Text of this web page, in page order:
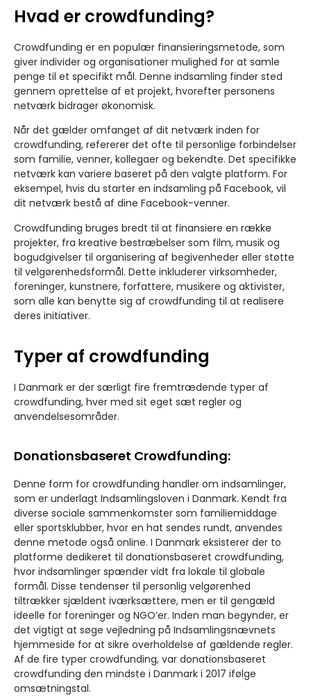
Hvad er crowdfunding?
Crowdfunding er en populær finansieringsmetode, som
giver individer og organisationer mulighed for at samle
penge til et specifikt mål. Denne indsamling finder sted
gennem oprettelse af et projekt, hvorefter personens
netværk bidrager økonomisk.
Når det gælder omfanget af dit netværk inden for
crowdfunding, refererer det ofte til personlige forbindelser
som familie, venner, kollegaer og bekendte. Det specifikke
netværk kan variere baseret på den valgte platform. For
eksempel, hvis du starter en indsamling på Facebook, vil
dit netværk bestå af dine Facebook-venner.
Crowdfunding bruges bredt til at finansiere en række
projekter, fra kreative bestræbelser som film, musik og
bogudgivelser til organisering af begivenheder eller støtte
til velgørenhedsformål. Dette inkluderer virksomheder,
foreninger, kunstnere, forfattere, musikere og aktivister,
som alle kan benytte sig af crowdfunding til at realisere
deres initiativer.
Typer af crowdfunding
I Danmark er der særligt fire fremtrædende typer af
crowdfunding, hver med sit eget sæt regler og
anvendelsesområder.
Donationsbaseret Crowdfunding:
Denne form for crowdfunding handler om indsamlinger,
som er underlagt Indsamlingsloven i Danmark. Kendt fra
diverse sociale sammenkomster som familiemiddage
eller sportsklubber, hvor en hat sendes rundt, anvendes
denne metode også online. I Danmark eksisterer der to
platforme dedikeret til donationsbaseret crowdfunding,
hvor indsamlinger spænder vidt fra lokale til globale
formål. Disse tendenser til personlig velgørenhed
tiltrækker sjældent iværksættere, men er til gengæld
ideelle for foreninger og NGO’er. Inden man begynder, er
det vigtigt at søge vejledning på Indsamlingsnævnets
hjemmeside for at sikre overholdelse af gældende regler.
Af de fire typer crowdfunding, var donationsbaseret
crowdfunding den mindste i Danmark i 2017 ifølge
omsætningstal.